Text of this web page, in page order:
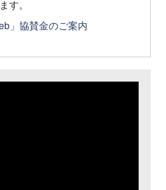
す。
」協賛金のご案内